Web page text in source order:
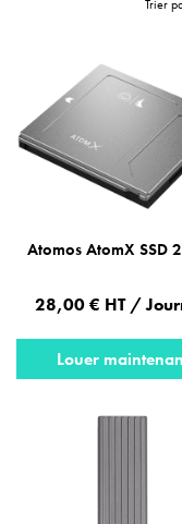
Trier
Atomos AtomX SSD
28,00 € HT /
Louer